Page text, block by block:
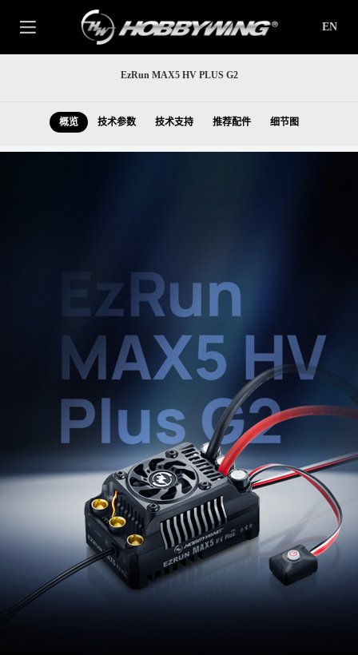
EN
EzRun MAX5 HV PLUS G2
概览 技术参数 技术支持 推荐配件 细节图